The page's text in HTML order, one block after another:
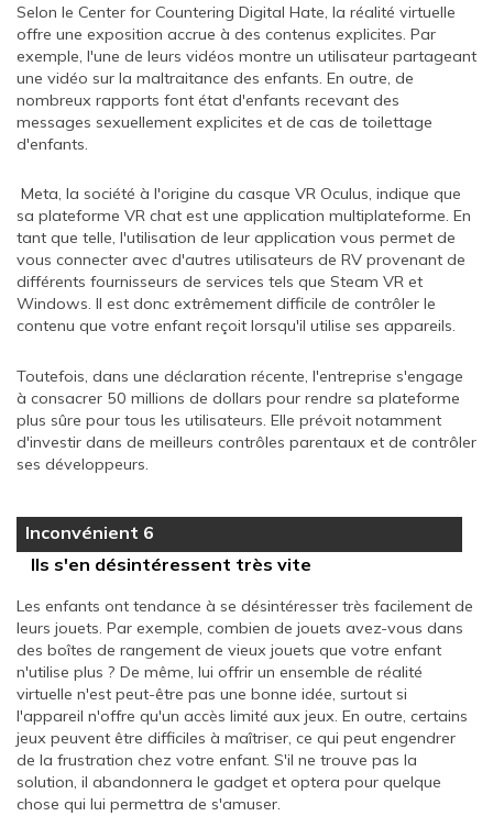
Selon le Center for Countering Digital Hate, la réalité virtuelle
offre une exposition accrue à des contenus explicites. Par
exemple, l'une de leurs vidéos montre un utilisateur partageant
une vidéo sur la maltraitance des enfants. En outre, de
nombreux rapports font état d'enfants recevant des
messages sexuellement explicites et de cas de toilettage
d'enfants.
Meta, la société à l'origine du casque VR Oculus, indique que
sa plateforme VR chat est une application multiplateforme. En
tant que telle, l'utilisation de leur application vous permet de
vous connecter avec d'autres utilisateurs de RV provenant de
différents fournisseurs de services tels que Steam VR et
Windows. Il est donc extrêmement difficile de contrôler le
contenu que votre enfant reçoit lorsqu'il utilise ses appareils.
Toutefois, dans une déclaration récente, l'entreprise s'engage
à consacrer 50 millions de dollars pour rendre sa plateforme
plus sûre pour tous les utilisateurs. Elle prévoit notamment
d'investir dans de meilleurs contrôles parentaux et de contrôler
ses développeurs.
Inconvénient 6
Ils s'en désintéressent très vite
Les enfants ont tendance à se désintéresser très facilement de
leurs jouets. Par exemple, combien de jouets avez-vous dans
des boîtes de rangement de vieux jouets que votre enfant
n'utilise plus ? De même, lui offrir un ensemble de réalité
virtuelle n'est peut-être pas une bonne idée, surtout si
l'appareil n'offre qu'un accès limité aux jeux. En outre, certains
jeux peuvent être difficiles à maîtriser, ce qui peut engendrer
de la frustration chez votre enfant. S'il ne trouve pas la
solution, il abandonnera le gadget et optera pour quelque
chose qui lui permettra de s'amuser.